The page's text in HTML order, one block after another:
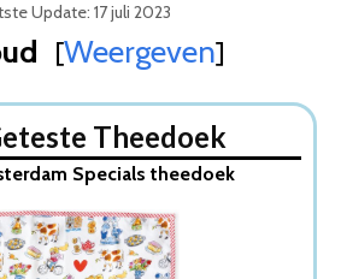
Update: 17 juli 2023
[Weergeven]
Specials theedoek
Theedoeken & Keukendoeken set
Keukendoeken Set
Theedoek & Keukendoek
Theedoek
Specials theedoek